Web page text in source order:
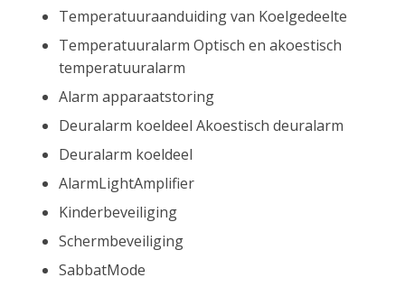
Temperatuuraanduiding van Koelgedeelte
Temperatuuralarm Optisch en akoestisch
temperatuuralarm
Alarm apparaatstoring
Deuralarm koeldeel Akoestisch deuralarm
Deuralarm koeldeel
AlarmLightAmplifier
Kinderbeveiliging
Schermbeveiliging
SabbatMode